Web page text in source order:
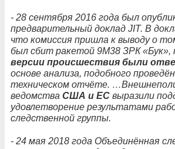
- 28 сентября 2016 года был
предварительный доклад JIT. В
что комиссия пришла к выводу о
был сбит ракетой 9М38 ЗРК «Бук»,
версии происшествия были
основе анализа, подобного
техническом отчёте.
ведомства США и ЕС выразили
удовлетворение результатами
следственной группы.
- 24 мая 2018 года Объединённая